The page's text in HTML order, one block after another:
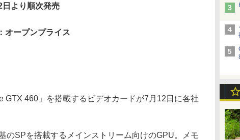
日より順次発売
オープンプライス
460」を搭載するビデオカードが7月12日に各社
のSPを搭載するメインストリーム向けのGPU。メモ